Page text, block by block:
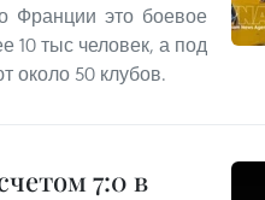
Франции это боевое
10 тыс человек, а под
около 50 клубов.
7:0 в